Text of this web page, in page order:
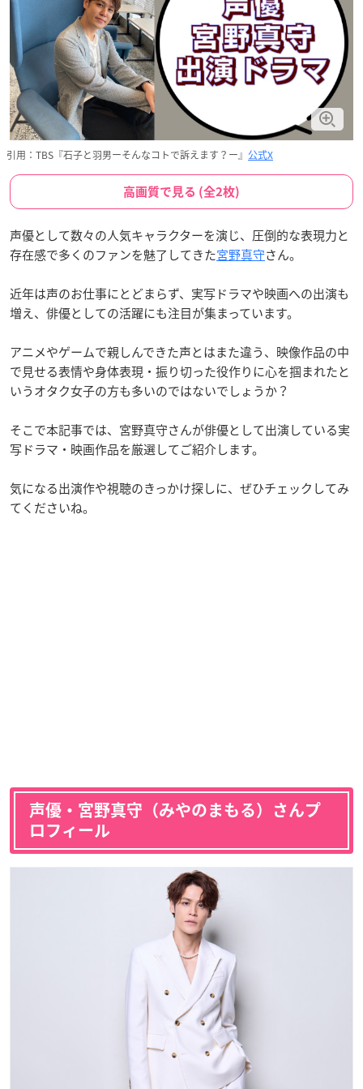
引用：TBS『石子と羽男ーそんなコトで訴えます？ー』 公式X
高画質で見る (全2枚)
声優として数々の人気キャラクターを演じ、圧倒的な表現力と
存在感で多くのファンを魅了してきた宮野真守さん。
近年は声のお仕事にとどまらず、実写ドラマや映画への出演も
増え、俳優としての活躍にも注目が集まっています。
アニメやゲームで親しんできた声とはまた違う、映像作品の中
で見せる表情や身体表現・振り切った役作りに心を掴まれたと
いうオタク女子の方も多いのではないでしょうか？
そこで本記事では、宮野真守さんが俳優として出演している実
写ドラマ・映画作品を厳選してご紹介します。
気になる出演作や視聴のきっかけ探しに、ぜひチェックしてみ
てくださいね。
声優・宮野真守（みやのまもる）さんプ
ロフィール